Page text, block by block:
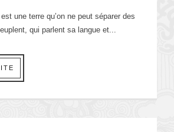
une terre qu’on ne peut séparer des
qui parlent sa langue et...